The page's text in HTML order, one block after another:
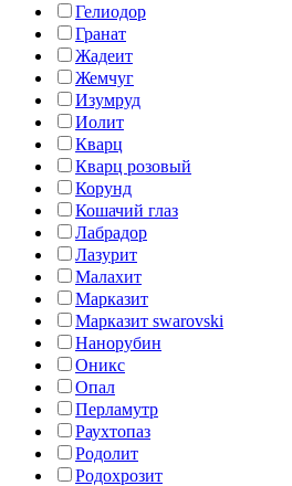
Гелиодор
Гранат
Жадеит
Жемчуг
Изумруд
Иолит
Кварц
Кварц розовый
Корунд
Кошачий глаз
Лабрадор
Лазурит
Малахит
Марказит
Марказит swarovski
Нанорубин
Оникс
Опал
Перламутр
Раухтопаз
Родолит
Родохрозит